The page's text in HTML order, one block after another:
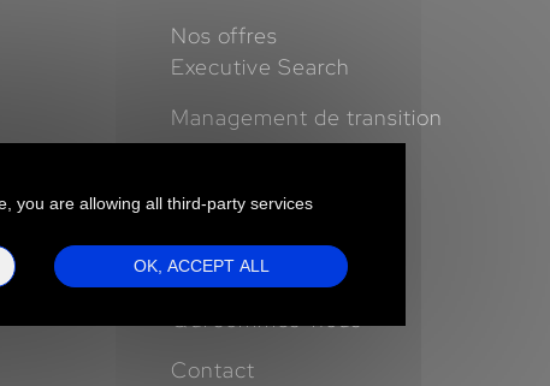
Nos offres
Executive Search
Management de transition
Business Cases
Insights
Qui sommes-nous
Contact
you are allowing all third-party services
OK, ACCEPT ALL